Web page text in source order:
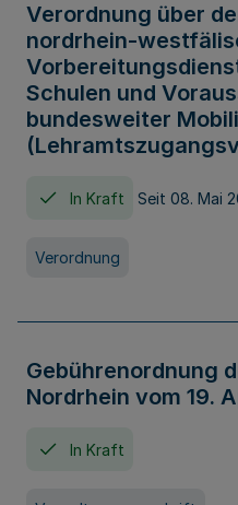
Verordnung über
nordrhein-
Schulen und
bundesweiter
In Kraft Seit 08. Mai
Verordnung
Gebührenordnung
Nordrhein vom 19.
In Kraft